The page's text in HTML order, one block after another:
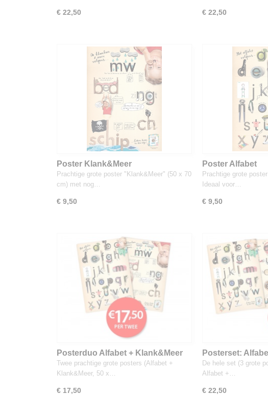
€ 22,50 € 22,50
Poster Klank&Meer
Prachtige grote poster "Klank&Meer" (50 x 70
cm) met nog…
€ 9,50
Poster Alfabet
Prachtige grote
Ideaal voor…
€ 9,50
Posterduo Alfabet + Klank&Meer
Twee prachtige grote posters (Alfabet +
Klank&Meer, 50 x…
€ 17,50
Posterset:
Tweetekenklank
De hele set (3 grote
Alfabet +…
€ 22,50